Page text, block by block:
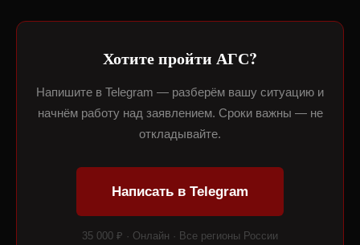
Хотите пройти АГС?
Напишите в Telegram — разберём вашу ситуацию и
начнём работу над заявлением. Сроки важны — не
откладывайте.
Написать в Telegram
35 000 ₽ · Онлайн · Все регионы России